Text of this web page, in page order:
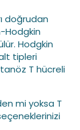
doğrudan
Hodgkin
Hodgkin
tipleri
T hücreli
mi yoksa T